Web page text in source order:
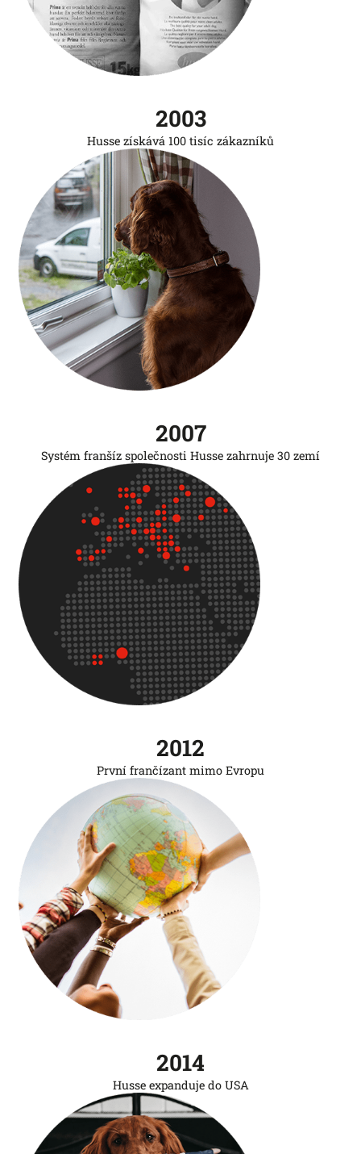
2003
Husse získává 100 tisíc zákazníků
2007
Systém franšíz společnosti Husse zahrnuje 30 zemí
2012
První frančízant mimo Evropu
2014
Husse expanduje do USA